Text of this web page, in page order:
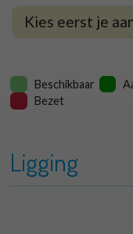
Kies eerst je
Beschikbaar
Bezet
Ligging